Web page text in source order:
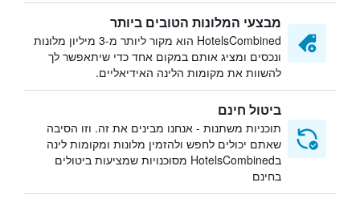
מבצעי המלונות הטובים ביותר
HotelsCombined הוא מקור ליותר מ-3 מיליון מלונות
ונכסים ומציג אותם במקום אחד כדי שיתאפשר לך
להשוות את מקומות הלינה האידיאליים.
ביטול חינם
תוכניות משתנות - אנחנו מבינים את זה. וזו הסיבה
שאתם יכולים לחפש ולהזמין מלונות ומקומות לינה
בHotelsCombined מסוכנויות שמציעות ביטולים
בחינם